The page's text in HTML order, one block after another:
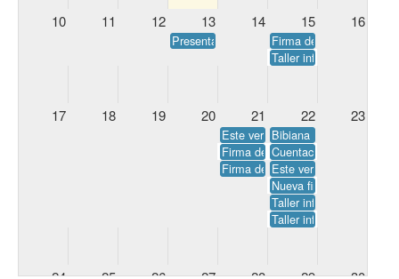
10 11 12 13 14 15 16
Presentación de Lecciones del alma:
Firma de La
Taller infantil:
17 18 19 20 21 22 23
Este verano disfruta de los
Bibiana Reyes firma su
Firma de A ti y a mí nos unió el
Cuentacuentos: Regalo
Firma de Regreso a Dunkerque,
Este verano disfruta de
Nueva firma de Come
Taller infantil de
Taller infantil, con